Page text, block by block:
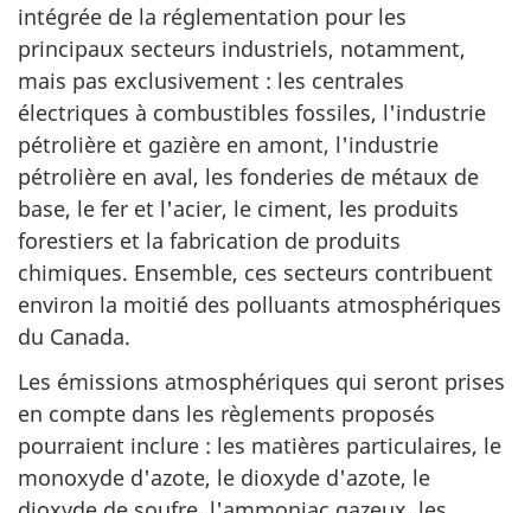
intégrée de la réglementation pour les
principaux secteurs industriels, notamment,
mais pas exclusivement : les centrales
électriques à combustibles fossiles, l'industrie
pétrolière et gazière en amont, l'industrie
pétrolière en aval, les fonderies de métaux de
base, le fer et l'acier, le ciment, les produits
forestiers et la fabrication de produits
chimiques. Ensemble, ces secteurs contribuent
environ la moitié des polluants atmosphériques
du Canada.
Les émissions atmosphériques qui seront prises
en compte dans les règlements proposés
pourraient inclure : les matières particulaires, le
monoxyde d'azote, le dioxyde d'azote, le